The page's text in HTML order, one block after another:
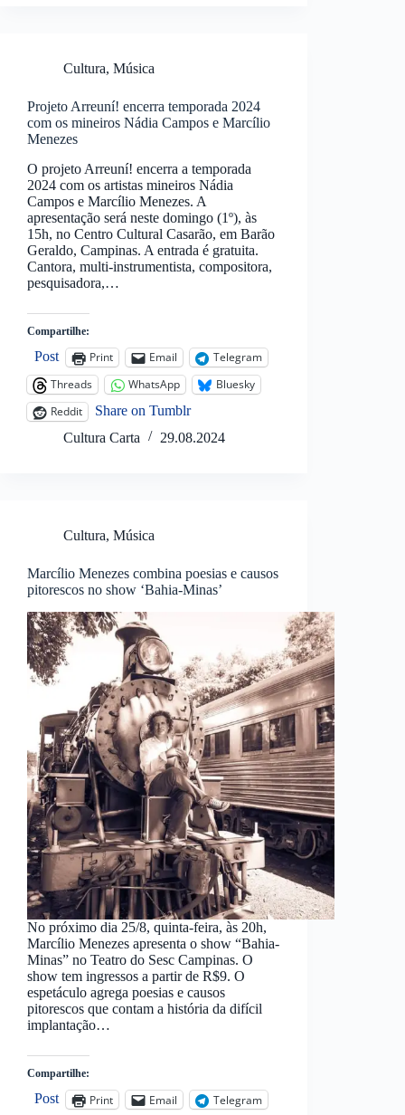
Cultura, Música
Projeto Arreuní! encerra temporada 2024
com os mineiros Nádia Campos e Marcílio
Menezes
O projeto Arreuní! encerra a temporada
2024 com os artistas mineiros Nádia
Campos e Marcílio Menezes. A
apresentação será neste domingo (1º), às
15h, no Centro Cultural Casarão, em Barão
Geraldo, Campinas. A entrada é gratuita.
Cantora, multi-instrumentista, compositora,
pesquisadora,…
Compartilhe:
Post Print Email
Telegram
Threads
WhatsApp
Bluesky
Reddit
Share on Tumblr
Cultura Carta
29.08.2024
Cultura, Música
Marcílio Menezes combina poesias e causos
pitorescos no show ‘Bahia-Minas’
No próximo dia 25/8, quinta-feira, às 20h,
Marcílio Menezes apresenta o show “Bahia-
Minas” no Teatro do Sesc Campinas. O
show tem ingressos a partir de R$9. O
espetáculo agrega poesias e causos
pitorescos que contam a história da difícil
implantação…
Compartilhe:
Post Print Email Telegram